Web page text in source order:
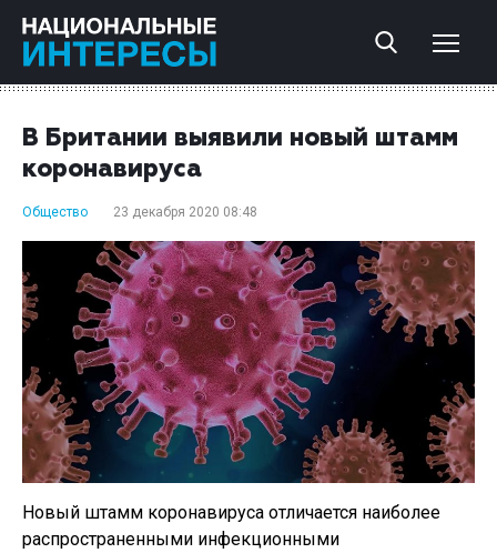
В Британии выявили новый штамм
коронавируса
Общество 23 декабря 2020 08:48
Новый штамм коронавируса отличается наиболее
распространенными инфекционными